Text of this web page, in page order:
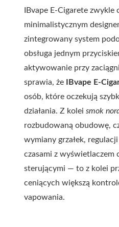
IBvape E-Cigarete zwykle
minimalistycznym
zintegrowany system
obsługa jednym
aktywowanie przy
sprawia, że
IBvape E-
osób, które oczekują
działania. Z kolei smok
rozbudowaną obudowę,
wymiany grzałek,
czasami z wyświetlaczem
sterującymi — to z kolei
ceniących większą
vapowania.